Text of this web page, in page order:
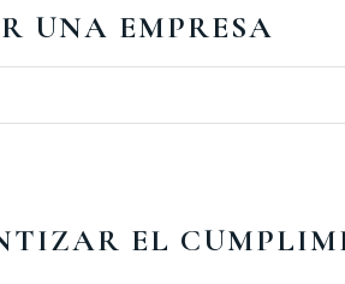
UNA EMPRESA
EL